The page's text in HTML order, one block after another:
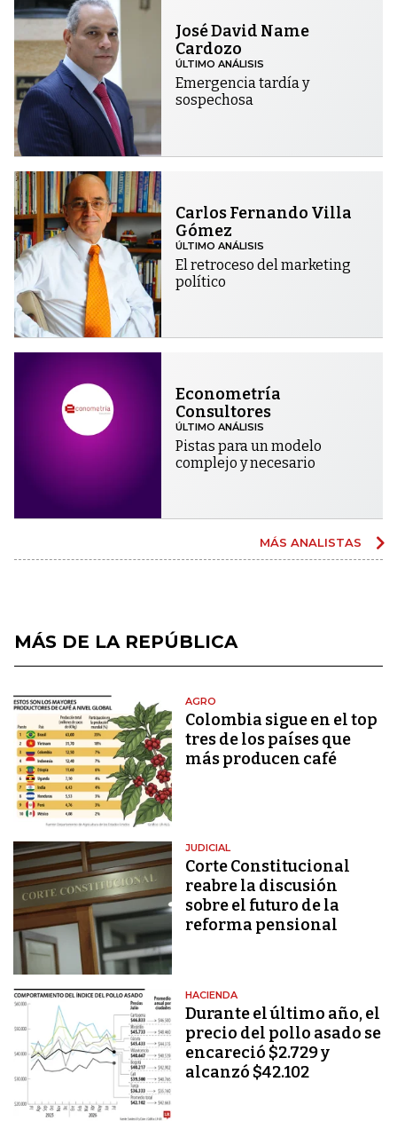
José David Name
Cardozo
ÚLTIMO ANÁLISIS
Emergencia tardía y
sospechosa
Carlos Fernando Villa
Gómez
ÚLTIMO ANÁLISIS
El retroceso del marketing
político
Econometría
Consultores
ÚLTIMO ANÁLISIS
Pistas para un modelo
complejo y necesario
MÁS ANALISTAS
MÁS DE LA REPÚBLICA
AGRO
Colombia sigue en el top
tres de los países que
más producen café
JUDICIAL
Corte Constitucional
reabre la discusión
sobre el futuro de la
reforma pensional
HACIENDA
Durante el último año, el
precio del pollo asado se
encareció $2.729 y
alcanzó $42.102